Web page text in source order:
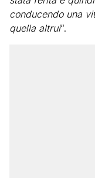
conducendo una
quella altrui“.